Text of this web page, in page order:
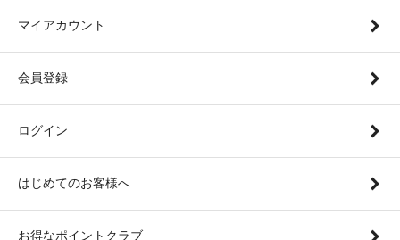
マイアカウント
会員登録
ログイン
はじめてのお客様へ
お得なポイントクラブ